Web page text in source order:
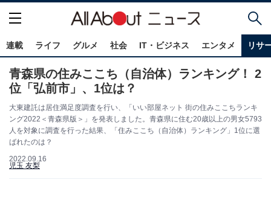
連載 ライフ グルメ 社会 IT・ビジネス エンタメ リサ
青森県の住みここち（自治体）ランキング！ 2
位「弘前市」、1位は？
大東建託は居住満足度調査を行い、「いい部屋ネット 街の住みここちランキ
ング2022＜青森県版＞」を発表しました。青森県に住む20歳以上の男女5793
人を対象に調査を行った結果、「住みここち（自治体）ランキング」1位に選
ばれたのは？
2022.09.16
児玉 友梨